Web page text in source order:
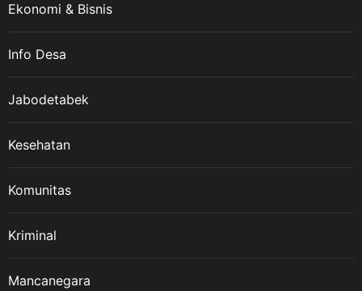
Ekonomi & Bisnis
Info Desa
Jabodetabek
Kesehatan
Komunitas
Kriminal
Mancanegara